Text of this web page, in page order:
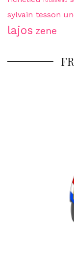
sylvain tesson
lajos zene